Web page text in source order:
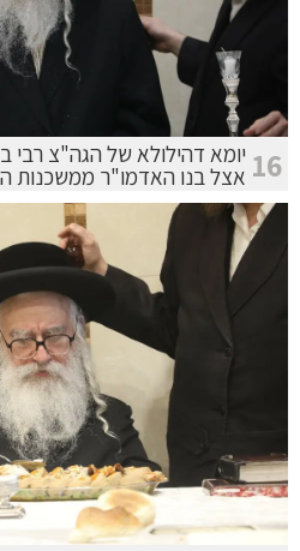
16 יומא דהילולא של הגה"צ רבי
אצל בנו האדמו"ר ממשכנות